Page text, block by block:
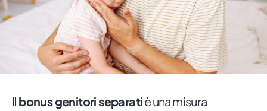
Il bonus genitori separatiè una misura